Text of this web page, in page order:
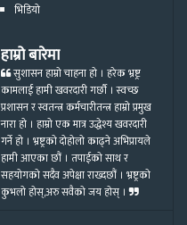
भिडियो
हाम्रो बारेमा
सुशासन हाम्रो चाहना हो । हरेक भ्रष्ट्र
कामलाई हामी खवरदारी गर्छौ । स्वच्छ
प्रशासन र स्वतन्त्र कर्मचारीतन्त्र हाम्रो प्रमुख
नारा हो । हाम्रो एक मात्र उद्धेश्य खवरदारी
गर्ने हो । भ्रष्ट्रको दोहोलो काढ्ने अभिप्रायले
हामी आएका छौं । तपाईको साथ र
सहयोगको सदैव अपेक्षा राख्दछौं । भ्रष्ट्रको
कुभलो होस्,अरु सवैको जय होस् ।